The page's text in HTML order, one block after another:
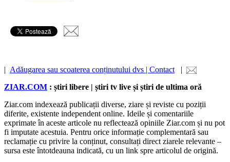
| Adăugarea sau scoaterea conținutului dvs | Contact |
ZIAR.COM : știri libere | știri tv live și știri de ultima oră
Ziar.com indexează publicații diverse, ziare și reviste cu poziții
diferite, existente independent online. Ideile și comentariile
exprimate în aceste articole nu reflectează opiniile Ziar.com și nu pot
fi imputate acestuia. Pentru orice informație complementară sau
reclamație cu privire la conținut, consultați direct ziarele relevante –
sursa este întotdeauna indicată, cu un link spre articolul de origină.